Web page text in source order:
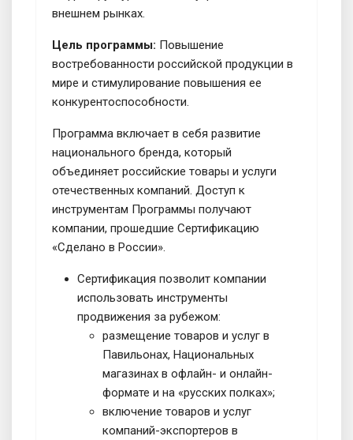
внешнем рынках.
Цель программы: Повышение
востребованности российской продукции в
мире и стимулирование повышения ее
конкурентоспособности.
Программа включает в себя развитие
национального бренда, который
объединяет российские товары и услуги
отечественных компаний. Доступ к
инструментам Программы получают
компании, прошедшие Сертификацию
«Сделано в России».
Сертификация позволит компании
использовать инструменты
продвижения за рубежом:
размещение товаров и услуг в
Павильонах, Национальных
магазинах в офлайн- и онлайн-
формате и на «русских полках»;
включение товаров и услуг
компаний-экспортеров в